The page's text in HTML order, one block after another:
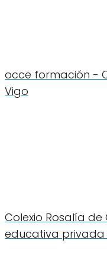
occe formación -
Vigo
Colexio Rosalía
educativa privada